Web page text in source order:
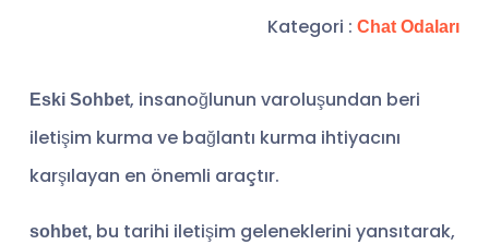
Kategori : Chat Odaları
Eski Sohbet, insanoğlunun varoluşundan beri
iletişim kurma ve bağlantı kurma ihtiyacını
karşılayan en önemli araçtır.
sohbet, bu tarihi iletişim geleneklerini yansıtarak,